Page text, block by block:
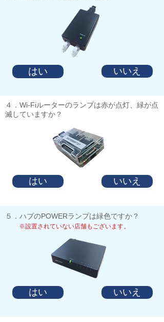
​４．Wi-Fiルーターのランプは赤が点灯、緑が点
滅していますか？
はい いいえ
​５．ハブのPOWERランプは緑色ですか？
はい いいえ
※設置されていない店舗もございます。
はい いいえ